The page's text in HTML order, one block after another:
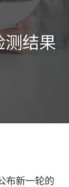
测结果
布新一轮的